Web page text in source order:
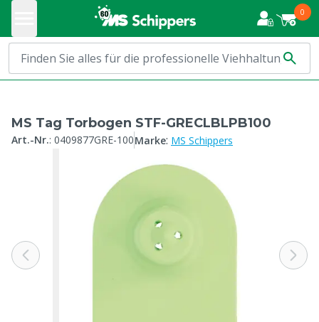
0
MS Tag Torbogen STF-GRECLBLPB100
Art.-Nr.: 0409877GRE-100Marke: MS Schippers